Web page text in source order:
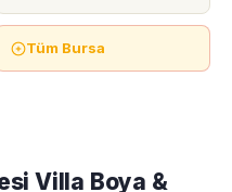
Tüm Bursa
Villa Boya &